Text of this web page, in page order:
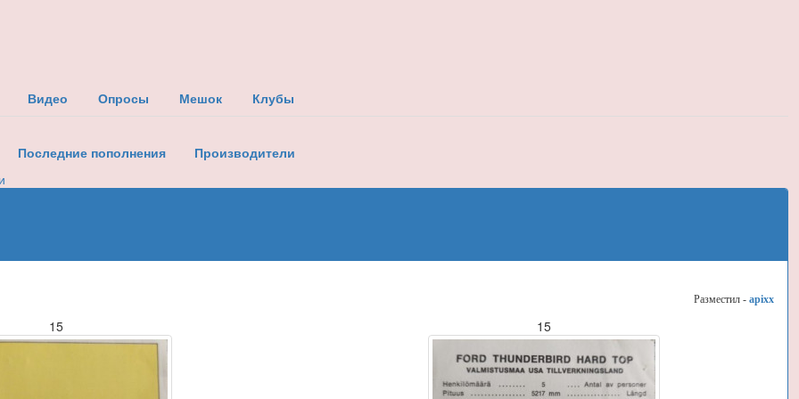
Видео Опросы Мешок Клубы
Последние пополнения
Производители
Разместил - apixx
15 15